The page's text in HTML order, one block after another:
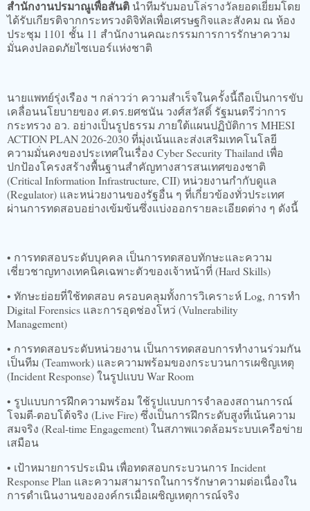
สำนักงานปรมาณูเพื่อสันติ นำทีมรับมอบโล่รางวัลยอดเยี่ยมโดย
ได้รับเกียรติจากกระทรวงดิจิทัลเพื่อเศรษฐกิจและสังคม ณ ห้อง
ประชุม 1101 ชั้น 11 สำนักงานคณะกรรมการการรักษาความ
มั่นคงปลอดภัยไซเบอร์แห่งชาติ
นายแพทย์รุ่งเรือง ฯ กล่าวว่า ความสำเร็จในครั้งนี้ถือเป็นการขับ
เคลื่อนนโยบายของ ศ.ดร.ยศชนัน วงศ์สวัสดิ์ รัฐมนตรีว่าการ
กระทรวง อว. อย่างเป็นรูปธรรม ภายใต้แผนปฏิบัติการ MHESI
ACTION PLAN 2026-2030 ที่มุ่งเน้นและส่งเสริมเทคโนโลยี
ความมั่นคงของประเทศในเรื่อง Cyber Security Thailand เพื่อ
ปกป้องโครงสร้างพื้นฐานสำคัญทางสารสนเทศของชาติ
(Critical Information Infrastructure, CII) หน่วยงานกำกับดูแล
(Regulator) และหน่วยงานของรัฐอื่น ๆ ที่เกี่ยวข้องทั่วประเทศ
ผ่านการทดสอบอย่างเข้มข้นซึ่งแบ่งออกรายละเอียดต่าง ๆ ดังนี้
• การทดสอบระดับบุคคล เป็นการทดสอบทักษะและความ
เชี่ยวชาญทางเทคนิคเฉพาะตัวของเจ้าหน้าที่ (Hard Skills)
• ทักษะย่อยที่ใช้ทดสอบ ครอบคลุมทั้งการวิเคราะห์ Log, การทำ
Digital Forensics และการอุดช่องโหว่ (Vulnerability
Management)
• การทดสอบระดับหน่วยงาน เป็นการทดสอบการทำงานร่วมกัน
เป็นทีม (Teamwork) และความพร้อมของกระบวนการเผชิญเหตุ
(Incident Response) ในรูปแบบ War Room
• รูปแบบการฝึกความพร้อม ใช้รูปแบบการจำลองสถานการณ์
โจมตี-ตอบโต้จริง (Live Fire) ซึ่งเป็นการฝึกระดับสูงที่เน้นความ
สมจริง (Real-time Engagement) ในสภาพแวดล้อมระบบเครือข่าย
เสมือน
• เป้าหมายการประเมิน เพื่อทดสอบกระบวนการ Incident
Response Plan และความสามารถในการรักษาความต่อเนื่องใน
การดำเนินงานขององค์กรเมื่อเผชิญเหตุการณ์จริง